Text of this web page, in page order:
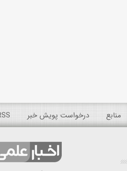
منابع درخواست پویش خبر